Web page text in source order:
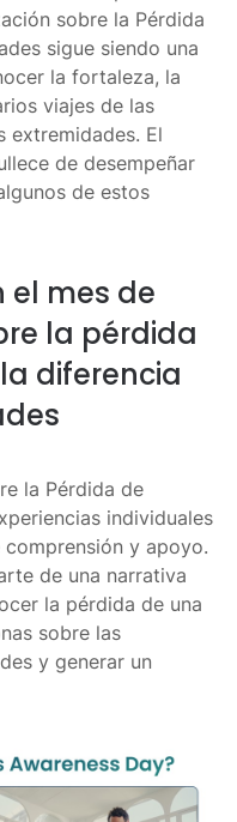
sobre la Pérdida
sigue siendo una
la fortaleza, la
viajes de las
extremidades. El
de desempeñar
de estos
el mes de
la pérdida
diferencia
la Pérdida de
individuales
y apoyo.
de una narrativa
la pérdida de una
sobre las
y generar un